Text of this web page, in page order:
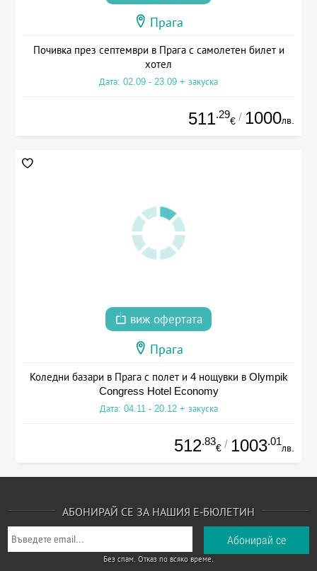
Прага
Почивка през септември в Прага с самолетен билет и
хотел
Дата: 02.09 - 23.09 + закуска
511.29
€ / 1000лв.
виж офертата
Прага
Коледни базари в Прага с полет и 4 нощувки в Olympik
Congress Hotel Economy
Дата: 04.11 - 20.12 + закуска
512.83
€ / 1003.01
лв.
АБОНИРАЙ СЕ ЗА НАШИЯ Е-БЮЛЕТИН
Без спам. Отказ по всяко време.